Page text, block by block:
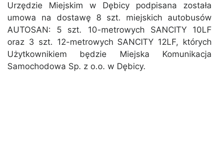
Urzędzie Miejskim w Dębicy podpisana została
umowa na dostawę 8 szt. miejskich autobusów
AUTOSAN: 5 szt. 10-metrowych SANCITY 10LF
oraz 3 szt. 12-metrowych SANCITY 12LF, których
Użytkownikiem będzie Miejska Komunikacja
Samochodowa Sp. z o.o. w Dębicy.